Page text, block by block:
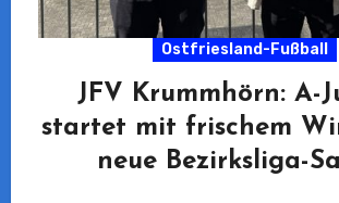
Ostfriesland-Fußball
JFV Krummhörn: A-
startet mit frischem
neue Bezirksliga-